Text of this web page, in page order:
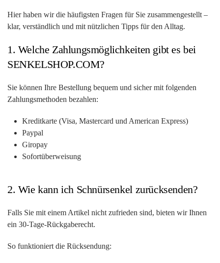
Hier haben wir die häufigsten Fragen für Sie zusammengestellt –
klar, verständlich und mit nützlichen Tipps für den Alltag.
1. Welche Zahlungsmöglichkeiten gibt es bei
SENKELSHOP.COM?
Sie können Ihre Bestellung bequem und sicher mit folgenden
Zahlungsmethoden bezahlen:
Kreditkarte (Visa, Mastercard und American Express)
Paypal
Giropay
Sofortüberweisung
2. Wie kann ich Schnürsenkel zurücksenden?
Falls Sie mit einem Artikel nicht zufrieden sind, bieten wir Ihnen
ein 30-Tage-Rückgaberecht.
So funktioniert die Rücksendung: